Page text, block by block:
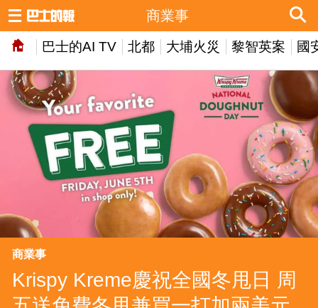
巴士的AI TV 北都 大埔火災 黎智英案 國
商業事
商業事
Krispy Kreme慶祝全國冬甩日 周